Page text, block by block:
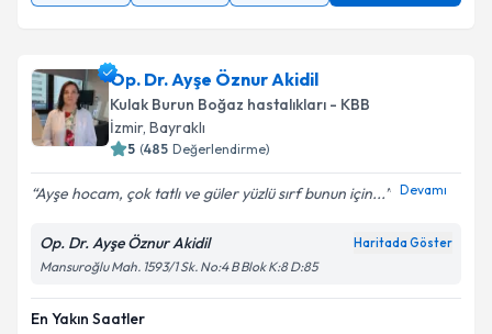
Op. Dr. Ayşe Öznur Akidil
Kulak Burun Boğaz hastalıkları - KBB
İzmir, Bayraklı
5 (485 Değerlendirme)
Ayşe hocam, çok tatlı ve güler yüzlü sırf bunun için... Devamı
Op. Dr. Ayşe Öznur Akidil Haritada Göster
Mansuroğlu Mah. 1593/1 Sk. No:4 B Blok K:8 D:85
En Yakın Saatler